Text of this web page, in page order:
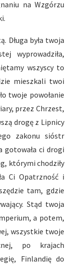
na Wzgórzu
Długa była twoja
wyprowadziła,
wszyscy to
mieszkali twoi
twoje powołanie
przez Chrzest,
drogę z Lipnicy
zakonu sióstr
gotowała ci drogi
którymi chodziły
Ci Opatrzność i
tam, gdzie
Stąd twoja
a potem,
wszystkie twoje
po krajach
Finlandię do